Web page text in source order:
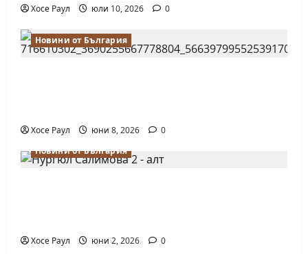
Хосе Раул юли 10, 2026 0
Новини от България
Хосе Раул юни 8, 2026
0
Новини от България
Хосе Раул юни 2, 2026
0